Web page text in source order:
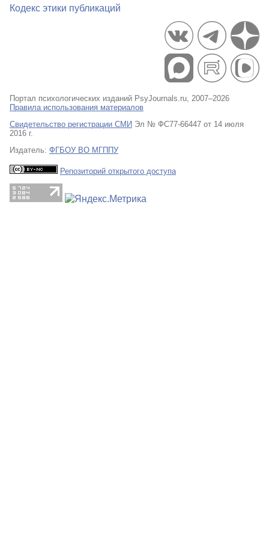
Кодекс этики публикаций
Портал психологических изданий PsyJournals.ru, 2007–2026
Правила использования материалов
Свидетельство регистрации СМИ Эл № ФС77-66447 от 14 июля
2016 г.
Издатель: ФГБОУ ВО МГППУ
Репозиторий открытого доступа